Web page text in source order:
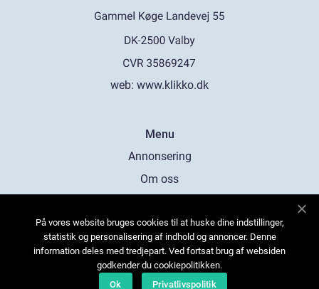
web: www.klikko.dk
Menu
Annonsering
Om oss
Kontakta oss
Sitemap
På vores website bruges cookies til at huske dine indstillinger,
statistik og personalisering af indhold og annoncer. Denne
information deles med tredjepart. Ved fortsat brug af websiden
godkender du cookiepolitikken.
Ok
Privatlivspolitik